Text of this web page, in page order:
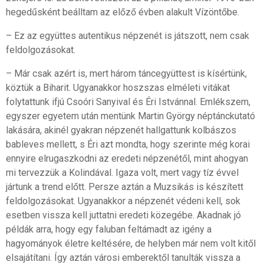
hegedűsként beálltam az előző évben alakult Vízöntőbe.
– Ez az együttes autentikus népzenét is játszott, nem csak
feldolgozásokat.
– Már csak azért is, mert három táncegyüttest is kísértünk,
köztük a Biharit. Ugyanakkor hoszszas elméleti vitákat
folytattunk ifjú Csoóri Sanyival és Éri Istvánnal. Emlékszem,
egyszer egyetem után mentünk Martin György néptánckutató
lakására, akinél gyakran népzenét hallgattunk kolbászos
bableves mellett, s Éri azt mondta, hogy szerinte még korai
ennyire elrugaszkodni az eredeti népzenétől, mint ahogyan
mi tervezzük a Kolindával. Igaza volt, mert vagy tíz évvel
jártunk a trend előtt. Persze aztán a Muzsikás is készített
feldolgozásokat. Ugyanakkor a népzenét védeni kell, sok
esetben vissza kell juttatni eredeti közegébe. Akadnak jó
példák arra, hogy egy faluban feltámadt az igény a
hagyományok életre keltésére, de helyben már nem volt kitől
elsajátítani. Így aztán városi emberektől tanulták vissza a